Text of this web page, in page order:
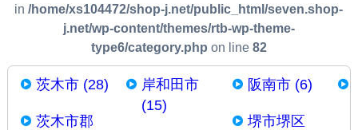
in/home/xs104472/shop-j.net/public_html/seven.shop-
j.net/wp-content/themes/rtb-wp-theme-
type6/category.php on line 82
茨木市 (28)
茨木市郡
岸和田市
(15)
阪南市 (6)
堺市堺区